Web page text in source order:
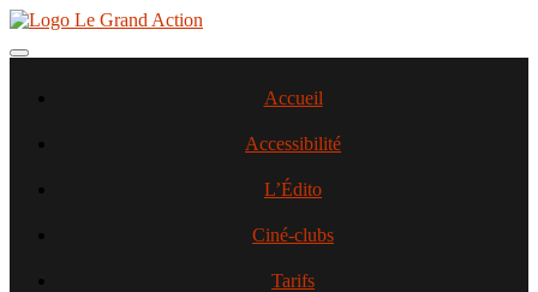
Aller
contenu
Toggle navigation
Accueil
Accessibilité
L’Édito
Ciné-clubs
Tarifs